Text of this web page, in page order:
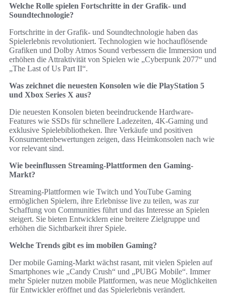
Welche Rolle spielen Fortschritte in der Grafik- und
Soundtechnologie?
Fortschritte in der Grafik- und Soundtechnologie haben das
Spielerlebnis revolutioniert. Technologien wie hochauflösende
Grafiken und Dolby Atmos Sound verbessern die Immersion und
erhöhen die Attraktivität von Spielen wie „Cyberpunk 2077“ und
„The Last of Us Part II“.
Was zeichnet die neuesten Konsolen wie die PlayStation 5
und Xbox Series X aus?
Die neuesten Konsolen bieten beeindruckende Hardware-
Features wie SSDs für schnellere Ladezeiten, 4K-Gaming und
exklusive Spielebibliotheken. Ihre Verkäufe und positiven
Konsumentenbewertungen zeigen, dass Heimkonsolen nach wie
vor relevant sind.
Wie beeinflussen Streaming-Plattformen den Gaming-
Markt?
Streaming-Plattformen wie Twitch und YouTube Gaming
ermöglichen Spielern, ihre Erlebnisse live zu teilen, was zur
Schaffung von Communities führt und das Interesse an Spielen
steigert. Sie bieten Entwicklern eine breitere Zielgruppe und
erhöhen die Sichtbarkeit ihrer Spiele.
Welche Trends gibt es im mobilen Gaming?
Der mobile Gaming-Markt wächst rasant, mit vielen Spielen auf
Smartphones wie „Candy Crush“ und „PUBG Mobile“. Immer
mehr Spieler nutzen mobile Plattformen, was neue Möglichkeiten
für Entwickler eröffnet und das Spielerlebnis verändert.